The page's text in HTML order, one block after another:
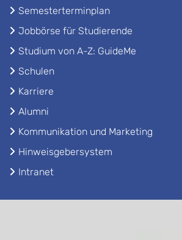
Semesterterminplan
Jobbörse für Studierende
Studium von A-Z: GuideMe
Schulen
Karriere
Alumni
Kommunikation und Marketing
Hinweisgebersystem
Intranet